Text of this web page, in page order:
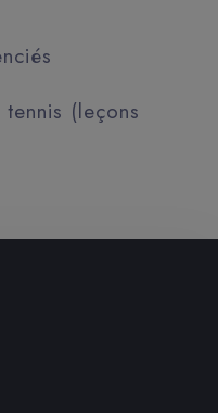
(leçons